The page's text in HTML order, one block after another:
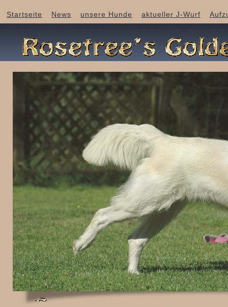
Startseite News unsere Hunde aktueller J-Wurf